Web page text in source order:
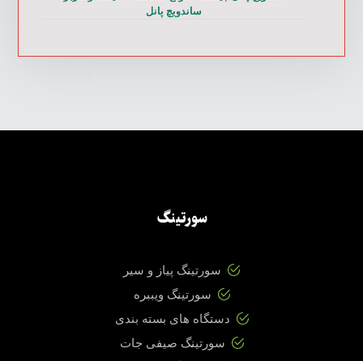
ساندویچ پانل
سورتینگ
سورتینگ پیاز و سیر
سورتینگ ویببره
دستگاه های بسته بندی
سورتینگ صیفی جات